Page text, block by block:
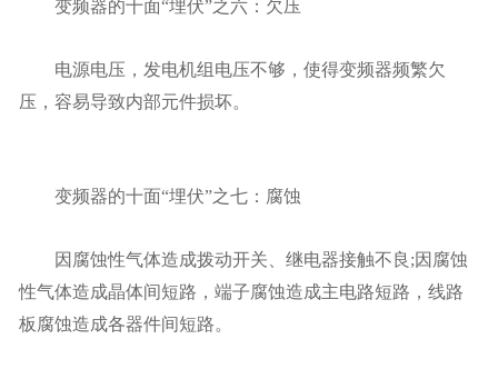
变频器的十面“埋伏”之六：欠压
电源电压，发电机组电压不够，使得变频器频繁欠
压，容易导致内部元件损坏。
变频器的十面“埋伏”之七：腐蚀
因腐蚀性气体造成拨动开关、继电器接触不良;因腐蚀
性气体造成晶体间短路，端子腐蚀造成主电路短路，线路
板腐蚀造成各器件间短路。